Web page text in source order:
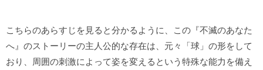
こちらのあらすじを見ると分かるように、この『不滅のあなた
へ』のストーリーの主人公的な存在は、元々「球」の形をして
おり、周囲の刺激によって姿を変えるという特殊な能力を備え